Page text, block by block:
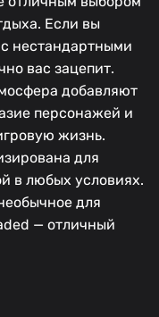
Если вы
нестандартными
вас зацепит.
добавляют
персонажей и
жизнь.
для
в любых условиях.
для
— отличный